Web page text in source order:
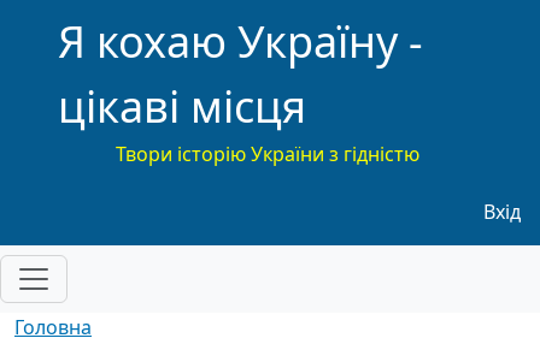
Я кохаю Україну -
цікаві місця
Твори історію України з гідністю
Вхід
Головна